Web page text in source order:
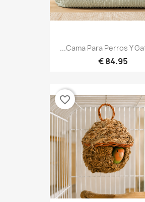
Cama Para Perros Y
84.95 €
favorite_border